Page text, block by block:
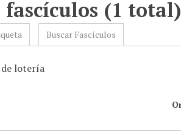
(1 total)
Buscar Fascículos
de lotería